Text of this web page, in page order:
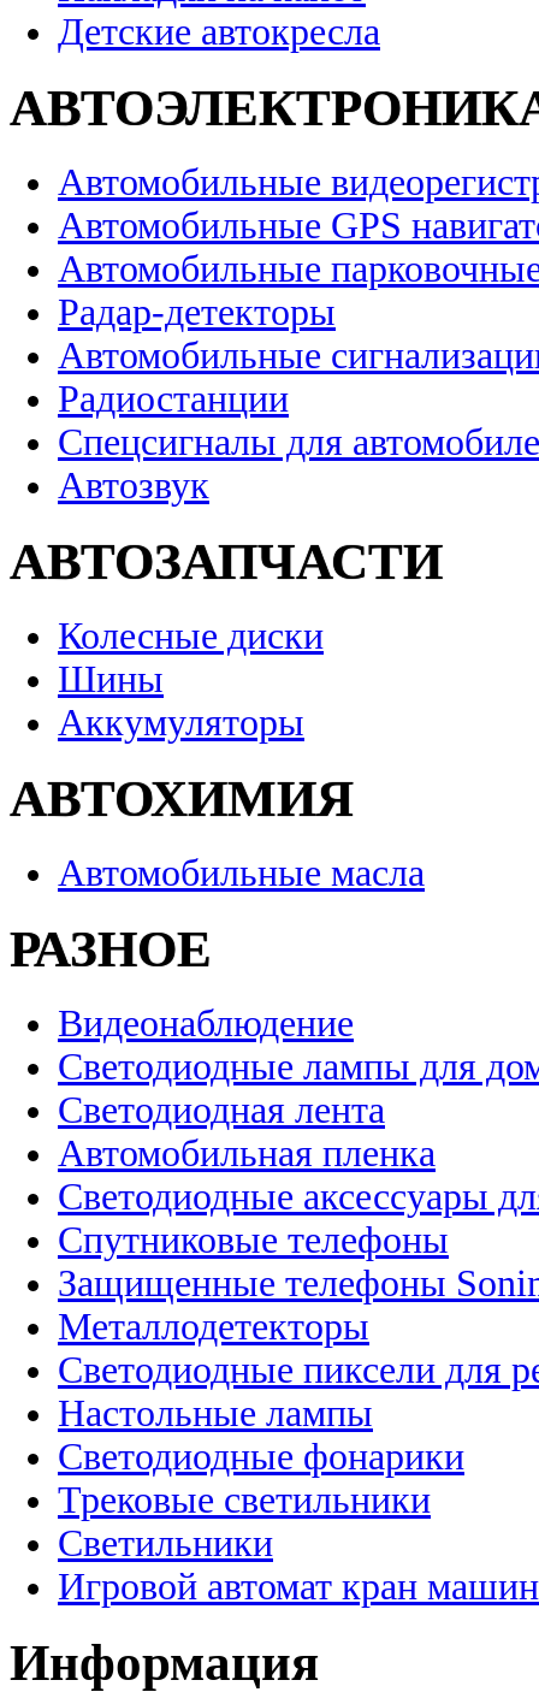
Детские автокресла
Автомобильные
Автомобильные GPS
Автомобильные
Радар-детекторы
Автомобильные
Радиостанции
Спецсигналы для
Автозвук
АВТОЗАПЧАСТИ
Колесные диски
Шины
Аккумуляторы
АВТОХИМИЯ
Автомобильные масла
РАЗНОЕ
Видеонаблюдение
Светодиодные лампы для
Светодиодная лента
Автомобильная пленка
Светодиодные аксессуары
Спутниковые телефоны
Защищенные телефоны
Металлодетекторы
Светодиодные пиксели для
Настольные лампы
Светодиодные фонарики
Трековые светильники
Светильники
Игровой автомат кран
Информация